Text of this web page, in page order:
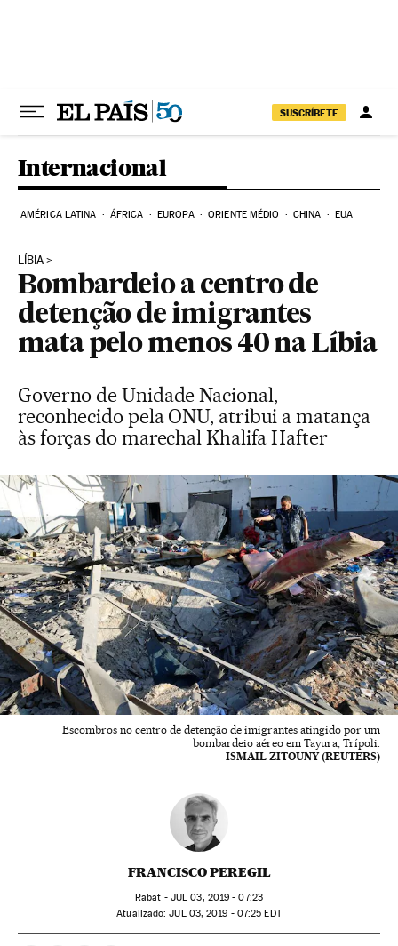
SUSCRÍBETE
Internacional
AMÉRICA LATINA ÁFRICA EUROPA ORIENTE MÉDIO CHINA EUA
LÍBIA
Bombardeio a centro de
detenção de imigrantes
mata pelo menos 40 na Líbia
Governo de Unidade Nacional,
reconhecido pela ONU, atribui a matança
às forças do marechal Khalifa Hafter
Escombros no centro de detenção de imigrantes atingido por um
bombardeio aéreo em Tayura, Trípoli.
ISMAIL ZITOUNY (REUTERS)
FRANCISCO PEREGIL
Rabat - JUL 03, 2019 - 07:23
atualizado: JUL03, 2019 - 07:25 EDT